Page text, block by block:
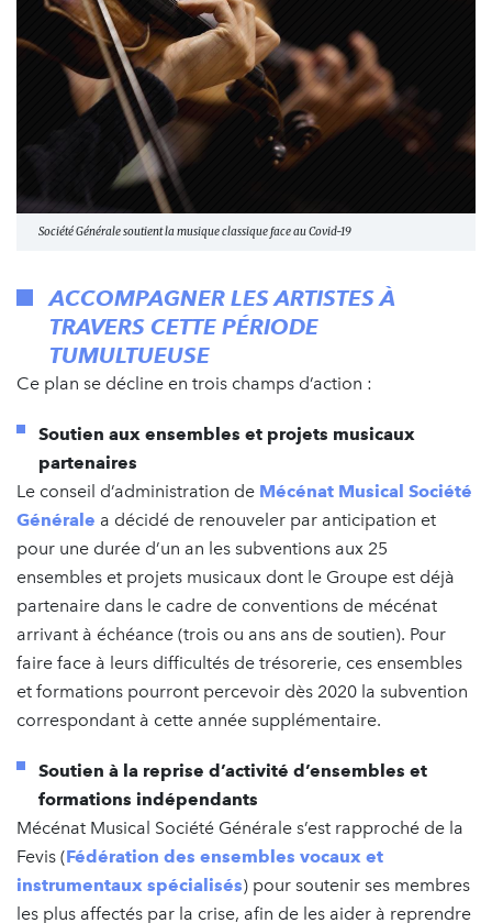
Société Générale soutient la musique classique face au Covid-19
ACCOMPAGNER LES ARTISTES À
TRAVERS CETTE PÉRIODE
TUMULTUEUSE
Ce plan se décline en trois champs d’action :
Soutien aux ensembles et projets musicaux
partenaires
Le conseil d’administration de Mécénat Musical Société
Générale a décidé de renouveler par anticipation et
pour une durée d’un an les subventions aux 25
ensembles et projets musicaux dont le Groupe est déjà
partenaire dans le cadre de conventions de mécénat
arrivant à échéance (trois ou ans ans de soutien). Pour
faire face à leurs difficultés de trésorerie, ces ensembles
et formations pourront percevoir dès 2020 la subvention
correspondant à cette année supplémentaire.
Soutien à la reprise d’activité d’ensembles et
formations indépendants
Mécénat Musical Société Générale s’est rapproché de la
Fevis (Fédération des ensembles vocaux et
instrumentaux spécialisés) pour soutenir ses membres
les plus affectés par la crise, afin de les aider à reprendre